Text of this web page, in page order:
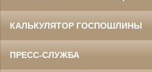
КАЛЬКУЛЯТОР ГОСПОШЛИНЫ
ПРЕСС-СЛУЖБА